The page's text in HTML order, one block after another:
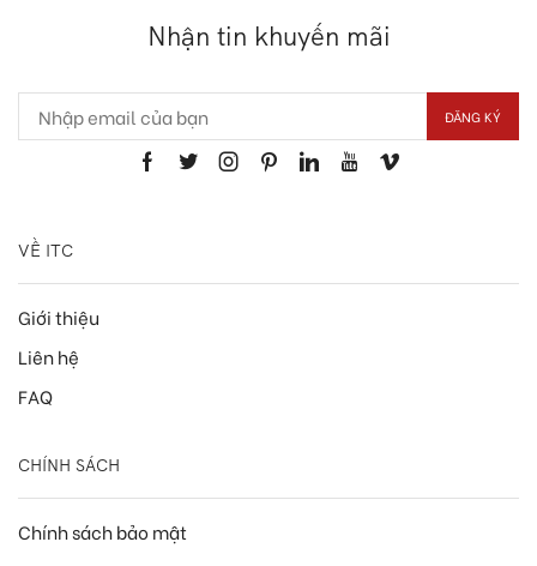
Nhận tin khuyến mãi
VỀ ITC
Giới thiệu
Liên hệ
FAQ
CHÍNH SÁCH
Chính sách bảo mật